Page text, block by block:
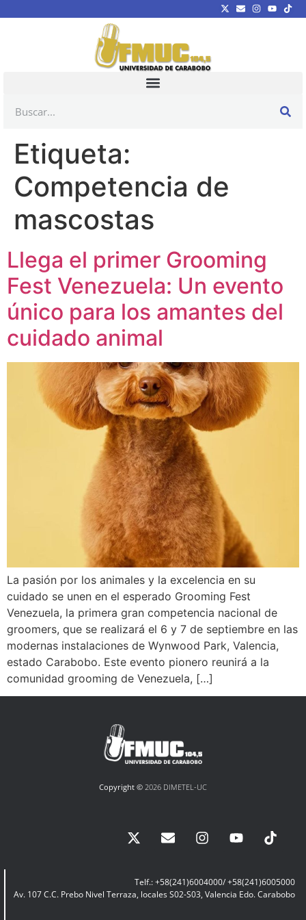
Etiqueta:
Competencia de
mascostas
Llega el primer Grooming
Fest Venezuela: Un evento
único para los amantes del
cuidado animal
La pasión por los animales y la excelencia en su
cuidado se unen en el esperado Grooming Fest
Venezuela, la primera gran competencia nacional de
groomers, que se realizará el 6 y 7 de septiembre en las
modernas instalaciones de Wynwood Park, Valencia,
estado Carabobo. Este evento pionero reunirá a la
comunidad grooming de Venezuela, […]
Copyright © 2026 DIMETEL-UC
Telf.: +58(241)6004000/ +58(241)6005000
Av. 107 C.C. Prebo Nivel Terraza, locales S02-S03, Valencia Edo. Carabobo